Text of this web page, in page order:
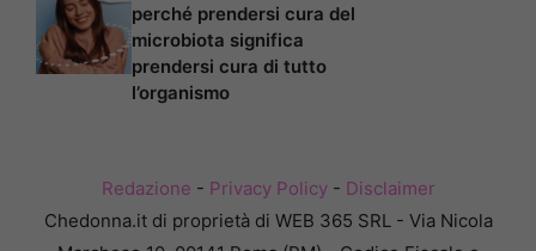
perché prendersi cura del
microbiota significa
prendersi cura di tutto
l’organismo
Redazione - Privacy Policy- Disclaimer
Chedonna.it di proprietà di WEB 365 SRL - Via Nicola